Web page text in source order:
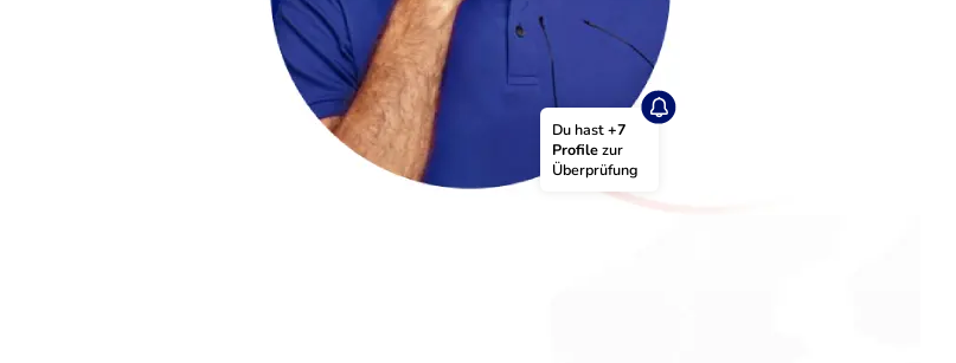
Du hast +7
Profile zur
Überprüfung